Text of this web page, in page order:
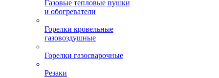
Газовые тепловые пушки
и обогреватели
Горелки кровельные
газовоздушные
Горелки газосварочные
Резаки